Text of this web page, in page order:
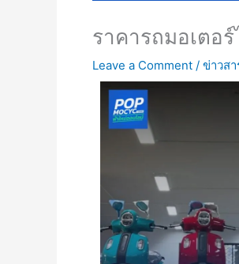
ราคารถมอเตอ
Leave a Comment / ข่าวสา